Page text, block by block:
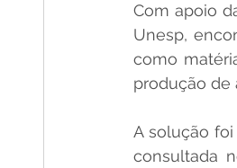
Com apoio
Unesp,
como
produção de
A solução
consultada